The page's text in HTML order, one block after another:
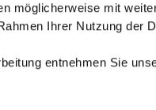
möglicherweise mit
Ihrer Nutzung der
entnehmen Sie